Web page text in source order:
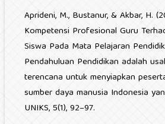
Aprideni, M., Bustanur, & Akbar, H.
Kompetensi Profesional Guru
Siswa Pada Mata Pelajaran
Pendahuluan Pendidikan adalah
terencana untuk menyiapkan
sumber daya manusia Indonesia
UNIKS, 5(1), 92–97.